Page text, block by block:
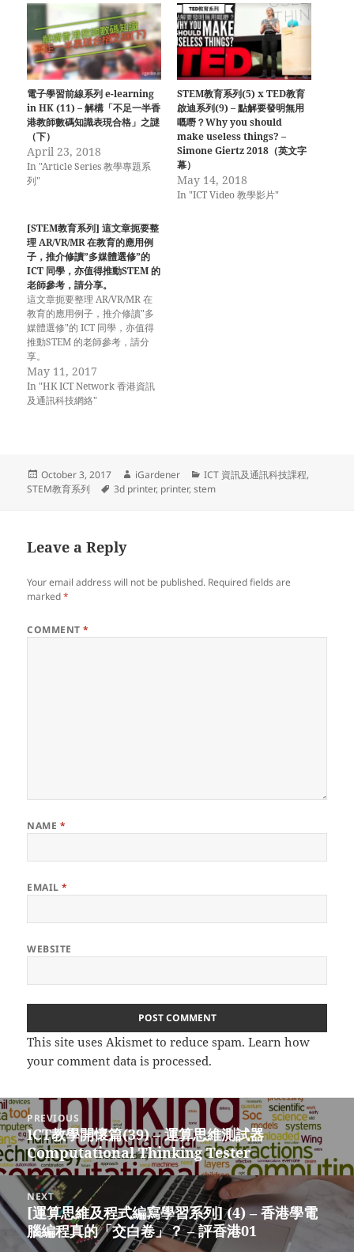
電子學習前線系列 e-learning
in HK (11) – 解構「不足一半香
港教師數碼知識表現合格」之謎
（下）
April 23, 2018
In "Article Series 教學專題系
列"
STEM教育系列(5) x TED教育
啟迪系列(9) – 點解要發明無用
嘅嘢？Why you should
make useless things? –
Simone Giertz 2018（英文字
幕）
May 14, 2018
In "ICT Video 教學影片"
[STEM教育系列] 這文章扼要整
理 AR/VR/MR 在教育的應用例
子，推介修讀”多媒體選修”的
ICT 同學，亦值得推動STEM 的
老師參考，請分享。
這文章扼要整理 AR/VR/MR 在
教育的應用例子，推介修讀"多
媒體選修"的 ICT 同學，亦值得
推動STEM 的老師參考，請分
享。
May 11, 2017
In "HK ICT Network 香港資訊
及通訊科技網絡"
Posted
on
October 3, 2017 Author
iGardener Categories
ICT 資訊及通訊科技課程,
STEM教育系列
Tags
3d printer, printer,stem
Leave a Reply
Your email address will not be published. Required fields are
marked*
COMMENT*
NAME *
EMAIL*
WEBSITE
This site uses Akismet to reduce spam.Learn how
your comment data is processed.
Post
navigation
PREVIOUS
Previous
post:
ICT教學開懷篇(39) – 運算思維測試器
Computational Thinking Tester
NEXT
Next
post:
[運算思維及程式編寫學習系列] (4) – 香港學電
腦編程真的「交白卷」？ – 評香港01